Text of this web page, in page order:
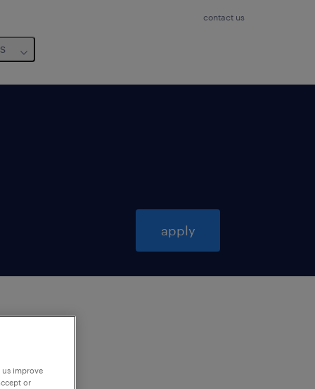
contact us
apply
improve
or